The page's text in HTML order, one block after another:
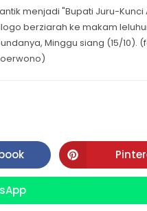
menjadi "Bupati Juru-Kunci
berziarah ke makam
Minggu siang (15/10).
in
a